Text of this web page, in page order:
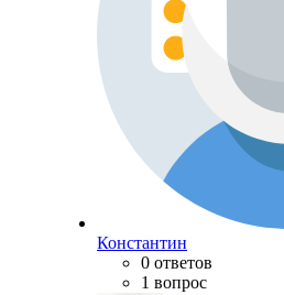
Константин
0 ответов
1 вопрос